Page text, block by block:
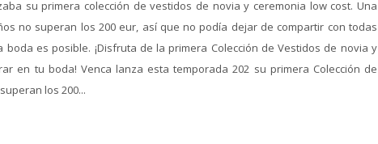
su primera colección de vestidos de novia y ceremonia low cost. Una
no superan los 200 eur, así que no podía dejar de compartir con todas
es posible. ¡Disfruta de la primera Colección de Vestidos de novia y
en tu boda! Venca lanza esta temporada 202 su primera Colección de
los 200...